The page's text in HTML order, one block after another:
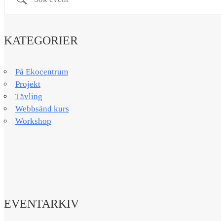
KATEGORIER
På Ekocentrum
Projekt
Tävling
Webbsänd kurs
Workshop
EVENTARKIV